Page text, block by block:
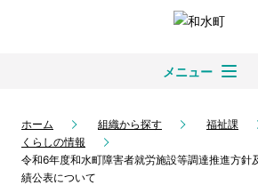
メニュー
ホーム 組織から探す
福祉課
くらしの情報
令和6年度和水町障害者就労施設等調達推進方針
績公表について